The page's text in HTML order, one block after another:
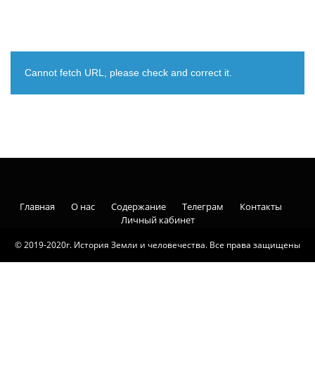
Cannot fetch URL, please check and correct it.
© 2019-2020г. История Земли и человечества. Все права защищены
Главная О нас Содержание Телеграм
Контакты
Личный кабинет